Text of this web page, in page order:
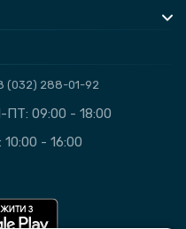
(032) 288-01-92
ПТ: 09:00 - 18:00
10:00 - 16:00